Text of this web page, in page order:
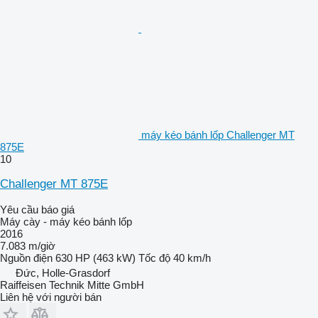
máy kéo bánh lốp Challenger MT
875E
10
Challenger MT 875E
Yêu cầu báo giá
Máy cày - máy kéo bánh lốp
2016
7.083 m/giờ
Nguồn điện 630 HP (463 kW) Tốc độ 40 km/h
Đức, Holle-Grasdorf
Raiffeisen Technik Mitte GmbH
Liên hệ với người bán